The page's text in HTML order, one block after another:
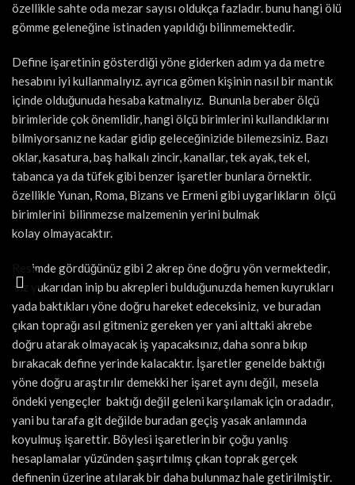
özellikle sahte oda mezar sayısı oldukça fazladır. bunu hangi ölü
gömme geleneğine istinaden yapıldığı bilinmemektedir.
Define işaretinin gösterdiği yöne giderken adım ya da metre
hesabını iyi kullanmalıyız. ayrıca gömen kişinin nasıl bir mantık
içinde olduğunuda hesaba katmalıyız. Bununla beraber ölçü
birimleride çok önemlidir, hangi ölçü birimlerini kullandıklarını
bilmiyorsanız ne kadar gidip geleceğinizide bilemezsiniz. Bazı
oklar, kasatura, baş halkalı zincir, kanallar, tek ayak, tek el,
tabanca ya da tüfek gibi benzer işaretler bunlara örnektir.
özellikle Yunan, Roma, Bizans ve Ermeni gibi uygarlıkların ölçü
birimlerini bilinmezse malzemenin yerini bulmak
kolay olmayacaktır.
Resimde gördüğünüz gibi 2 akrep öne doğru yön vermektedir,
siz yukarıdan inip bu akrepleri bulduğunuzda hemen kuyrukları
yada baktıkları yöne doğru hareket edeceksiniz, ve buradan
çıkan toprağı asıl gitmeniz gereken yer yani alttaki akrebe
doğru atarak olmayacak iş yapacaksınız, daha sonra bıkıp
bırakacak define yerinde kalacaktır. İşaretler genelde baktığı
yöne doğru araştırılır demekki her işaret aynı değil, mesela
öndeki yengeçler baktığı değil geleni karşılamak için oradadır,
yani bu tarafa git değilde buradan geçiş yasak anlamında
koyulmuş işarettir. Böylesi işaretlerin bir çoğu yanlış
hesaplamalar yüzünden şaşırtılmış çıkan toprak gerçek
definenin üzerine atılarak bir daha bulunmaz hale getirilmiştir.